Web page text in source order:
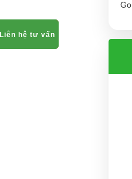
Liên hệ tư vấn